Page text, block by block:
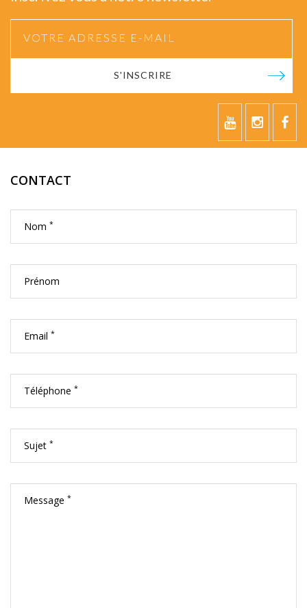
S'INSCRIRE
CONTACT
Nom *
Prénom
Email *
Téléphone *
Sujet *
Message *